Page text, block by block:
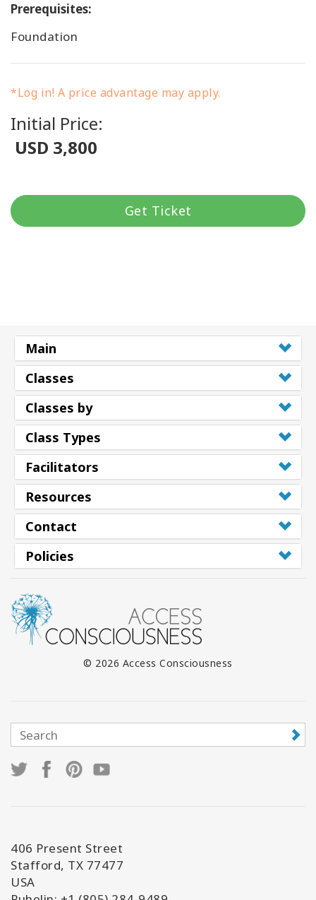
Prerequisites:
Foundation
*Log in! A price advantage may apply.
Initial Price:
USD 3,800
Get Ticket
Main
Classes
Classes by
Class Types
Facilitators
Resources
Contact
Policies
© 2026 Access Consciousness
406 Present Street
Stafford, TX 77477
USA